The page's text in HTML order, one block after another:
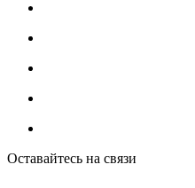
Оставайтесь на связи